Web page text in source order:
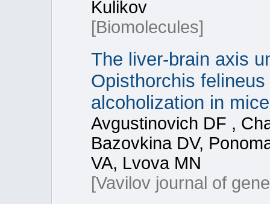
Kulikov
[Biomolecules]
The liver-brain axis
Opisthorchis
alcoholization in mice
Avgustinovich DF ,
Bazovkina DV,
VA, Lvova MN
[Vavilov journal of